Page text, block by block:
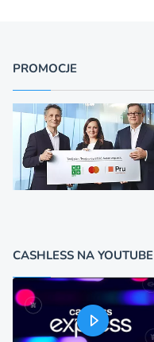
PROMOCJE
CASHLESS NA YOUTUBE